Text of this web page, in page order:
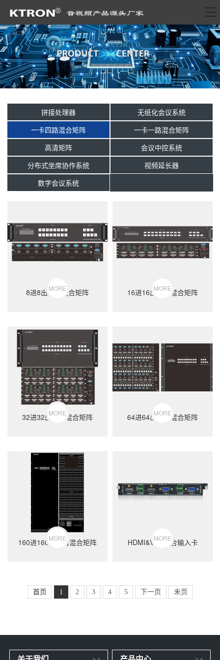
拼接处理器
无纸化会议系统
一卡四路混合矩阵
一卡一路混合矩阵
高清矩阵
会议中控系统
分布式坐席协作系统
视频延长器
数字会议系统
8进8出高清混合矩阵
MORE 16进16出高清混合矩阵
MORE
32进32出高清混合矩阵
MORE 64进64出高清混合矩阵
MORE
160进160出高清混合矩阵
MORE HDMI&VGA混合输入卡
MORE
首页 1 2 3 4 5 下一页 末页